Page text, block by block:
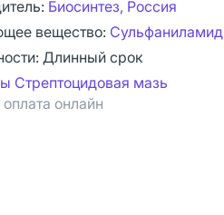
Биосинтез, Россия
вещество: Сульфаниламид
Длинный срок
Стрептоцидовая мазь
онлайн